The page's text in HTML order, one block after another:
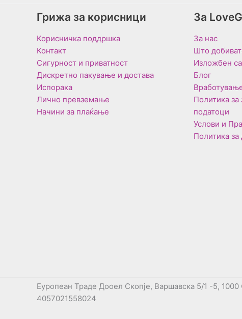
Грижа за корисници
Корисничка поддршка
Контакт
Сигурност и приватност
Дискретно пакување и достава
Испорака
Лично превземање
Начини за плаќање
За
За нас
Што
Изложбен
Блог
Политика за
податоци
Услови и
Политика за
Еуропеан Траде Дооел Скопје, Варшавска 5/1 -5, 1000
4057021558024